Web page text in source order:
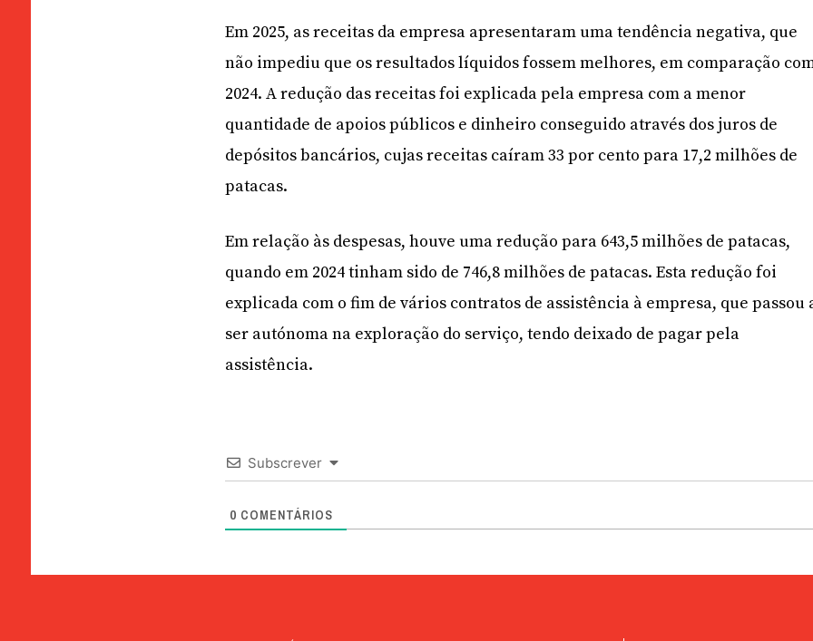
Em 2025, as receitas da empresa apresentaram uma tendência negativa, que
não impediu que os resultados líquidos fossem melhores, em comparação
2024. A redução das receitas foi explicada pela empresa com a menor
quantidade de apoios públicos e dinheiro conseguido através dos juros de
depósitos bancários, cujas receitas caíram 33 por cento para 17,2 milhões de
patacas.
Em relação às despesas, houve uma redução para 643,5 milhões de patacas,
quando em 2024 tinham sido de 746,8 milhões de patacas. Esta redução foi
explicada com o fim de vários contratos de assistência à empresa, que passou
ser autónoma na exploração do serviço, tendo deixado de pagar pela
assistência.
Subscrever
0 COMENTÁRIOS